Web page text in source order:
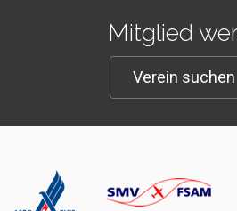
Mitglied
Verein suchen